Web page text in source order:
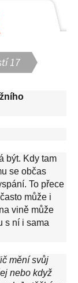
17
být. Kdy tam
se občas
To přece
může i
vině může
s ní i sama
mění svůj
nebo když